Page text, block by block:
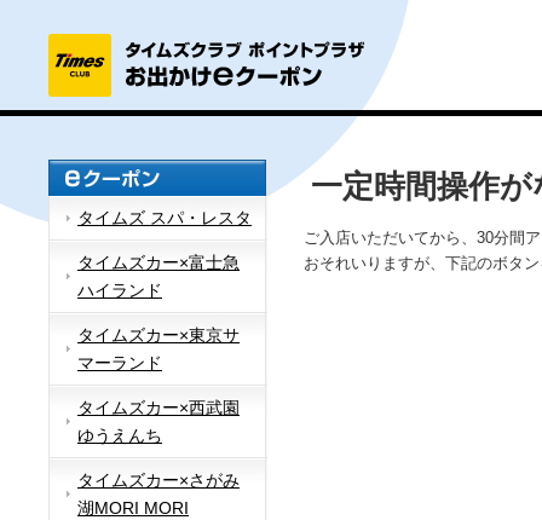
タイムズ スパ・レスタ
タイムズカー×富士急
ハイランド
タイムズカー×東京サ
マーランド
タイムズカー×西武園
ゆうえんち
タイムズカー×さがみ
湖MORI MORI
一定時間操作
ご入店いただいてから、30分間
おそれいりますが、下記のボタ